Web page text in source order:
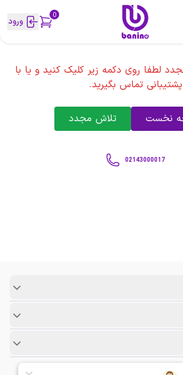
0 ورود
لطفا روی دکمه زیر کلیک کنید و یا با
پشتیبانی تماس بگیرید.
نخست تلاش مجدد
02143000017